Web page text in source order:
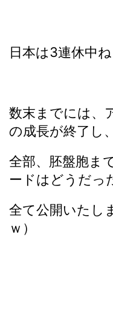
日本は3連休中ね
数末までには、
の成長が終了し、
全部、胚盤胞ま
ードはどうだっ
全て公開いたし
ｗ）